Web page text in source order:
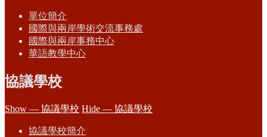
單位簡介
國際與兩岸學術交流事務處
國際與兩岸事務中心
華語教學中心
協議學校
Show — 協議學校 Hide — 協議學校
協議學校簡介